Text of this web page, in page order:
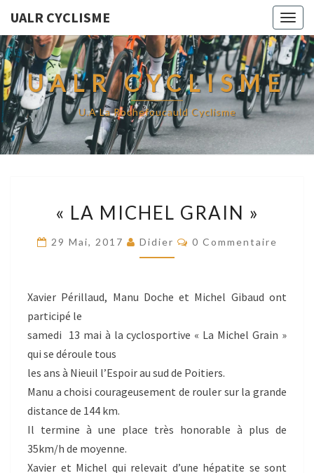
UALR CYCLISME
UALR CYCLISME
U.A La Rochefoucauld Cyclisme
MICHEL
« LA MICHEL GRAIN »
29 Mai, 2017 Didier Commentaires
0 Commentaire
Xavier Périllaud, Manu Doche et Michel Gibaud ont
participé le
samedi 13 mai à la cyclosportive « La Michel Grain »
qui se déroule tous
les ans à Nieuil l’Espoir au sud de Poitiers.
Manu a choisi courageusement de rouler sur la grande
distance de 144 km.
Il termine à une place très honorable à plus de
35km/h de moyenne.
Xavier et Michel qui relevait d’une hépatite se sont